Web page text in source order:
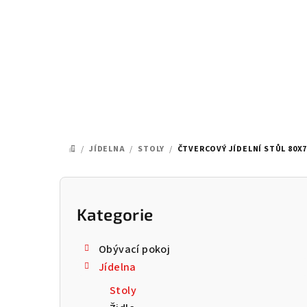
DOMŮ
/ JÍDELNA / STOLY / ČTVERCOVÝ JÍDELNÍ STŮL
P
Přeskočit
kategorie
Kategorie
Obývací pokoj
Jídelna
Stoly